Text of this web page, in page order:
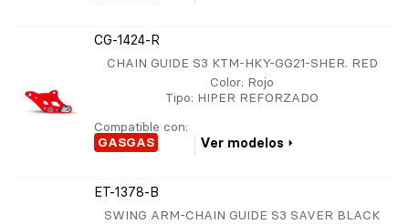
CG-1424-R
CHAIN GUIDE S3 KTM-HKY-GG21-SHER. RED
Color: Rojo
Tipo: HIPER REFORZADO
Compatible con:
GASGAS
Ver modelos
ET-1378-B
SWING ARM-CHAIN GUIDE S3 SAVER BLACK